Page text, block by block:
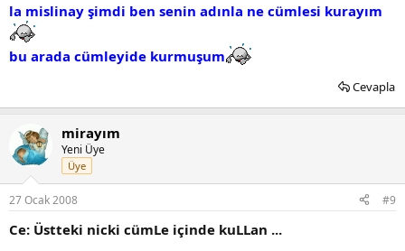
la mislinay şimdi ben senin adınla ne cümlesi kurayım
bu arada cümleyide kurmuşum
Cevapla
mirayım
Yeni Üye
Üye
27 Ocak 2008 #9
Ce: Üstteki nicki cümLe içinde kuLLan ...